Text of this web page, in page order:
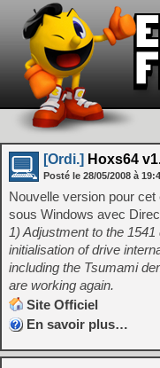
[Ordi.] Hoxs64
Posté le 28/05/2008 à
Nouvelle version pour
sous Windows avec
1) Adjustment to the
initialisation of drive
including the Tsumami
are working again.
Site Officiel
En savoir plus…